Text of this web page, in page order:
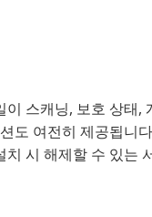
스캐닝, 보호 상태,
도 여전히 제공됩니
시 해제할 수 있는